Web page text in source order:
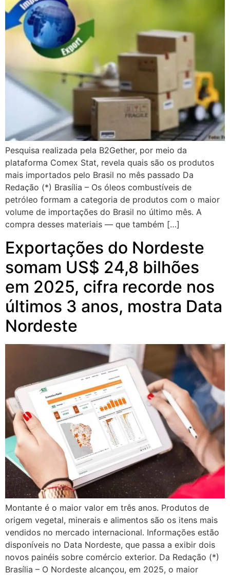
Pesquisa realizada pela B2Gether, por meio da
plataforma Comex Stat, revela quais são os produtos
mais importados pelo Brasil no mês passado Da
Redação (*) Brasília – Os óleos combustíveis de
petróleo formam a categoria de produtos com o maior
volume de importações do Brasil no último mês. A
compra desses materiais — que também […]
Exportações do Nordeste
somam US$ 24,8 bilhões
em 2025, cifra recorde nos
últimos 3 anos, mostra Data
Nordeste
Montante é o maior valor em três anos. Produtos de
origem vegetal, minerais e alimentos são os itens mais
vendidos no mercado internacional. Informações estão
disponíveis no Data Nordeste, que passa a exibir dois
novos painéis sobre comércio exterior. Da Redação (*)
Brasília – O Nordeste alcançou, em 2025, o maior